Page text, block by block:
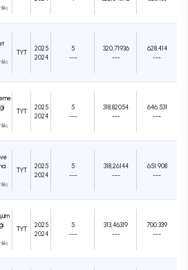
TYT
2025
2024
5
---
320,71936
---
628.414
---
TYT
2025
2024
5
---
318,82054
---
646.531
---
TYT
2025
2024
5
---
318,26144
---
651.908
---
TYT
2025
2024
5
---
313,46319
---
700.339
---